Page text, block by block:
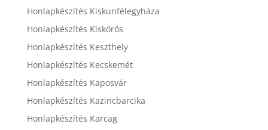
Honlapkészítés Kiskunfélegyháza
Honlapkészítés Kiskőrös
Honlapkészítés Keszthely
Honlapkészítés Kecskemét
Honlapkészítés Kaposvár
Honlapkészítés Kazincbarcika
Honlapkészítés Karcag